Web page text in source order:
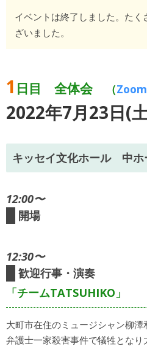
イベントは終了しました。た
ざいました。
1 日目 全体会 （Zoom
2022年7月23日(
キッセイ文化ホール 中ホ
12:00〜
開場
12:30〜
歓迎行事・演奏
「チームTATSUHIKO」
大町市在住のミュージシャン柳
弁護士一家殺害事件で犠牲とな